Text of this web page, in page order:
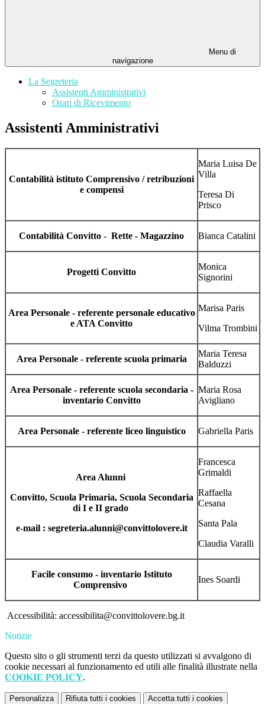
Menu di
navigazione
La Segreteria
Assistenti Amministrativi
Orari di Ricevimento
Assistenti Amministrativi
Contabilità istituto Comprensivo / retribuzioni
e compensi
Maria Luisa De
Villa
Teresa Di
Prisco
Contabilità Convitto - Rette - Magazzino Bianca Catalini
Progetti Convitto
Monica
Signorini
Area Personale - referente personale educativo
e ATA Convitto
Marisa Paris
Vilma Trombini
Area Personale - referente scuola primaria
Maria Teresa
Balduzzi
Area Personale - referente scuola secondaria -
inventario Convitto
Maria Rosa
Avigliano
Area Personale - referente liceo linguistico Gabriella Paris
Area Alunni
Convitto, Scuola Primaria, Scuola Secondaria
di I e II grado
e-mail : segreteria.alunni@convittolovere.it
Francesca
Grimaldi
Raffaella
Cesana
Santa Pala
Claudia Varalli
Facile consumo - inventario Istituto
Comprensivo
Ines Soardi
Accessibilità: accessibilita@convittolovere.bg.it
Notizie
Questo sito o gli strumenti terzi da questo utilizzati si avvalgono di
cookie necessari al funzionamento ed utili alle finalità illustrate nella
COOKIE POLICY.
Personalizza Rifiuta tutti i cookies Accetta tutti i cookies